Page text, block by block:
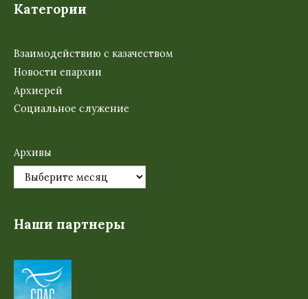
Категории
Взаимодействию с казачеством
Новости епархии
Архиерей
Социальное служение
Архивы
Наши партнеры